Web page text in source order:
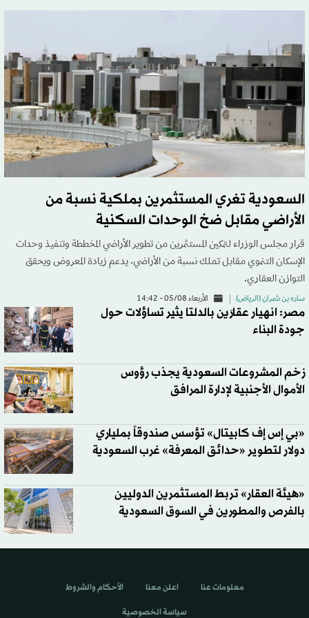
السعودية تغري المستثمرين بملكية نسبة من
الأراضي مقابل ضخ الوحدات السكنية
قرار مجلس الوزراء لتمكين المستثمرين من تطوير الأراضي المخططة وتنفيذ وحدات
الإسكان التنموي مقابل تملك نسبة من الأراضي، يدعم زيادة المعروض ويحقق
التوازن العقاري.
ساره بن شمران (الرياض) الأربعاء 05/08 - 14:42
مصر: انهيار عقارَين بالدلتا يثير تساؤلات حول
جودة البناء
زخم المشروعات السعودية يجذب رؤوس
الأموال الأجنبية لإدارة المرافق
«بي إس إف كابيتال» تؤسس صندوقاً بملياري
دولار لتطوير «حدائق المعرفة» غرب السعودية
«هيئة العقار» تربط المستثمرين الدوليين
بالفرص والمطورين في السوق السعودية
معلومات عنا اعلن معنا الأحكام والشروط
سياسة الخصوصية